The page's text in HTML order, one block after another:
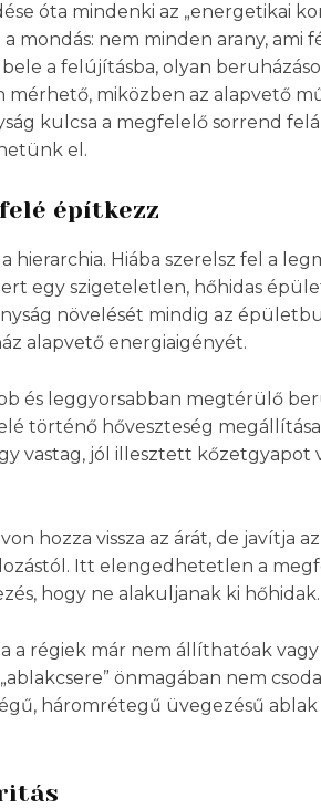
óta mindenki az „energetikai
mondás: nem minden arany, ami
a felújításba, olyan
miközben az alapvető
kulcsa a megfelelő sorrend
el.
építkezz
hierarchia. Hiába szerelsz fel a
egy szigeteletlen, hőhidas
növelését mindig az
alapvető energiaigényét.
és leggyorsabban megtérülő
történő hőveszteség
vastag, jól illesztett
hozza vissza az árát, de javítja
Itt elengedhetetlen a
hogy ne alakuljanak ki hőhidak.
a régiek már nem állíthatóak
önmagában nem
háromrétegű üvegezésű